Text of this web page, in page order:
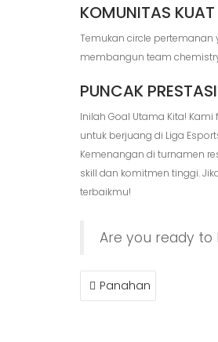
KOMUNITAS
Temukan circle
membangun team
PUNCAK
Inilah Goal Utama Kita!
untuk berjuang di Liga
Kemenangan di turnamen
skill dan komitmen tinggi.
terbaikmu!
Are you ready to
POST
NAVIGATION
Panahan